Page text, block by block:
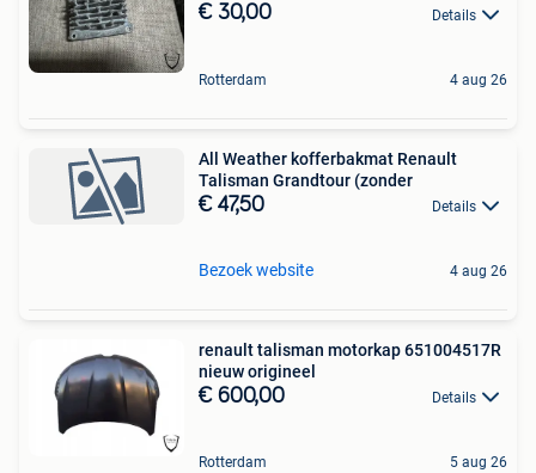
€ 30,00 Details
Rotterdam 4 aug 26
All Weather kofferbakmat Renault
Talisman Grandtour (zonder
€ 47,50 Details
Bezoek website 4 aug 26
renault talisman motorkap 651004517R
nieuw origineel
€ 600,00 Details
Rotterdam 5 aug 26